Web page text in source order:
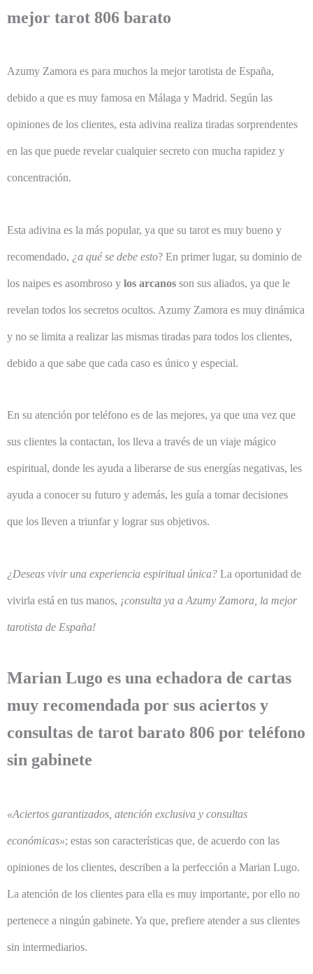
mejor tarot 806 barato
Azumy Zamora es para muchos la mejor tarotista de España,
debido a que es muy famosa en Málaga y Madrid. Según las
opiniones de los clientes, esta adivina realiza tiradas sorprendentes
en las que puede revelar cualquier secreto con mucha rapidez y
concentración.
Esta adivina es la más popular, ya que su tarot es muy bueno y
recomendado, ¿a qué se debe esto? En primer lugar, su dominio de
los naipes es asombroso y los arcanos son sus aliados, ya que le
revelan todos los secretos ocultos. Azumy Zamora es muy dinámica
y no se limita a realizar las mismas tiradas para todos los clientes,
debido a que sabe que cada caso es único y especial.
En su atención por teléfono es de las mejores, ya que una vez que
sus clientes la contactan, los lleva a través de un viaje mágico
espiritual, donde les ayuda a liberarse de sus energías negativas, les
ayuda a conocer su futuro y además, les guía a tomar decisiones
que los lleven a triunfar y lograr sus objetivos.
¿Deseas vivir una experiencia espiritual única? La oportunidad de
vivirla está en tus manos, ¡consulta ya a Azumy Zamora, la mejor
tarotista de España!
Marian Lugo es una echadora de cartas
muy recomendada por sus aciertos y
consultas de tarot barato 806 por teléfono
sin gabinete
«Aciertos garantizados, atención exclusiva y consultas
económicas»; estas son características que, de acuerdo con las
opiniones de los clientes, describen a la perfección a Marian Lugo.
La atención de los clientes para ella es muy importante, por ello no
pertenece a ningún gabinete. Ya que, prefiere atender a sus clientes
sin intermediarios.